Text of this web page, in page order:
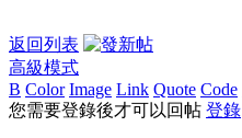
返回列表
高級模式
B Color Image Link Quote Code
您需要登錄後才可以回帖 登錄